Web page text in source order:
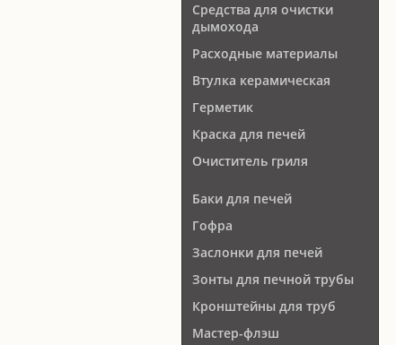
Средства для очистки
дымохода
Расходные материалы
Втулка керамическая
Герметик
Краска для печей
Очиститель гриля
Баки для печей
Гофра
Заслонки для печей
Зонты для печной трубы
Кронштейны для труб
Мастер-флэш